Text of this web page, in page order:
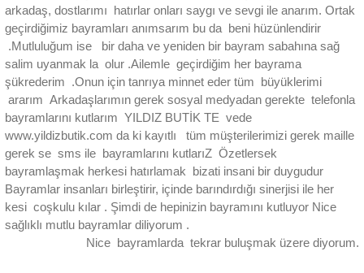
arkadaş, dostlarımı hatırlar onları saygı ve sevgi ile anarım. Ortak
geçirdiğimiz bayramları anımsarım bu da beni hüzünlendirir
.Mutluluğum ise bir daha ve yeniden bir bayram sabahına sağ
salim uyanmak la olur .Ailemle geçirdiğim her bayrama
şükrederim .Onun için tanrıya minnet eder tüm büyüklerimi
ararım Arkadaşlarımın gerek sosyal medyadan gerekte telefonla
bayramlarını kutlarım YILDIZ BUTİK TE vede
www.yildizbutik.com da ki kayıtlı tüm müşterilerimizi gerek maille
gerek se sms ile bayramlarını kutlarıZ Özetlersek
bayramlaşmak herkesi hatırlamak bizati insani bir duygudur
Bayramlar insanları birleştirir, içinde barındırdığı sinerjisi ile her
kesi coşkulu kılar . Şimdi de hepinizin bayramını kutluyor Nice
sağlıklı mutlu bayramlar diliyorum .
Nice bayramlarda tekrar buluşmak üzere diyorum.